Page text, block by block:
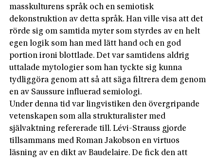
masskulturens språk och en semiotisk
dekonstruktion av detta språk. Han ville visa att det
rörde sig om samtida myter som styrdes av en helt
egen logik som han med lätt hand och en god
portion ironi blottlade. Det var samtidens aldrig
uttalade mytologier som han tyckte sig kunna
tydliggöra genom att så att säga filtrera dem genom
en av Saussure influerad semiologi.
Under denna tid var lingvistiken den övergripande
vetenskapen som alla strukturalister med
självaktning refererade till. Lévi-Strauss gjorde
tillsammans med Roman Jakobson en virtuos
läsning av en dikt av Baudelaire. De fick den att